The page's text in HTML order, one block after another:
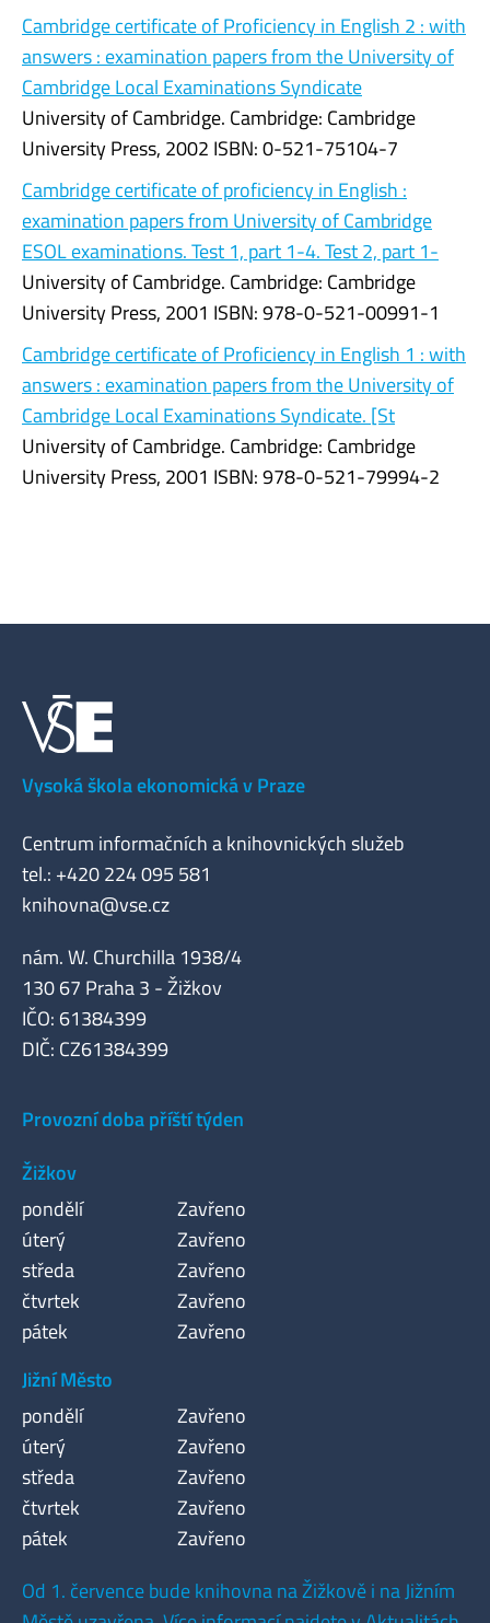
Cambridge certificate of Proficiency in English 2 : with
answers : examination papers from the University of
Cambridge Local Examinations Syndicate
University of Cambridge. Cambridge: Cambridge
University Press, 2002 ISBN: 0-521-75104-7
Cambridge certificate of proficiency in English :
examination papers from University of Cambridge
ESOL examinations. Test 1, part 1-4. Test 2, part 1-
University of Cambridge. Cambridge: Cambridge
University Press, 2001 ISBN: 978-0-521-00991-1
Cambridge certificate of Proficiency in English 1 : with
answers : examination papers from the University of
Cambridge Local Examinations Syndicate. [St
University of Cambridge. Cambridge: Cambridge
University Press, 2001 ISBN: 978-0-521-79994-2
Vysoká škola ekonomická v Praze
Centrum informačních a knihovnických služeb
tel.: +420 224 095 581
knihovna@vse.cz
nám. W. Churchilla 1938/4
130 67 Praha 3 - Žižkov
IČO: 61384399
DIČ: CZ61384399
Provozní doba příští týden
Žižkov
pondělí
Zavřeno
úterý
Zavřeno
středa
Zavřeno
čtvrtek
Zavřeno
pátek
Zavřeno
Jižní Město
pondělí
Zavřeno
úterý
Zavřeno
středa
Zavřeno
čtvrtek
Zavřeno
pátek
Zavřeno
Od 1. července bude knihovna na Žižkově i na Jižním